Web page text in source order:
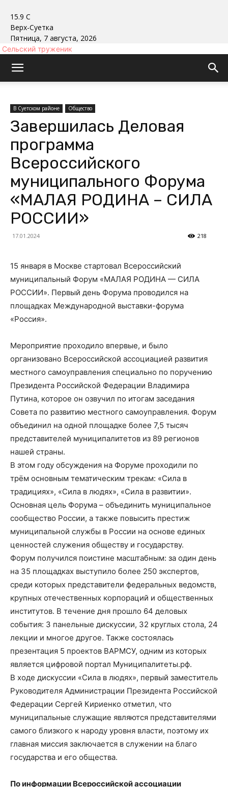
15.9 C
Верх-Суетка
Пятница, 7 августа, 2026
Сельский труженик
В Суетском районе Общество
Завершилась Деловая
программа
Всероссийского
муниципального Форума
«МАЛАЯ РОДИНА – СИЛА
РОССИИ»
17.01.2024 218
15 января в Москве стартовал Всероссийский
муниципальный Форум «МАЛАЯ РОДИНА — СИЛА
РОССИИ». Первый день Форума проводился на
площадках Международной выставки-форума
«Россия».
Мероприятие проходило впервые, и было
организовано Всероссийской ассоциацией развития
местного самоуправления специально по поручению
Президента Российской Федерации Владимира
Путина, которое он озвучил по итогам заседания
Совета по развитию местного самоуправления. Форум
объединил на одной площадке более 7,5 тысяч
представителей муниципалитетов из 89 регионов
нашей страны.
В этом году обсуждения на Форуме проходили по
трём основным тематическим трекам: «Сила в
традициях», «Сила в людях», «Сила в развитии».
Основная цель Форума – объединить муниципальное
сообщество России, а также повысить престиж
муниципальной службы в России на основе единых
ценностей служения обществу и государству.
Форум получился поистине масштабным: за один день
на 35 площадках выступило более 250 экспертов,
среди которых представители федеральных ведомств,
крупных отечественных корпораций и общественных
институтов. В течение дня прошло 64 деловых
события: 3 панельные дискуссии, 32 круглых стола, 24
лекции и многое другое. Также состоялась
презентация 5 проектов ВАРМСУ, одним из которых
является цифровой портал Муниципалитеты.рф.
В ходе дискуссии «Сила в людях», первый заместитель
Руководителя Администрации Президента Российской
Федерации Сергей Кириенко отметил, что
муниципальные служащие являются представителями
самого близкого к народу уровня власти, поэтому их
главная миссия заключается в служении на благо
государства и его общества.
По информации Всероссийской ассоциации